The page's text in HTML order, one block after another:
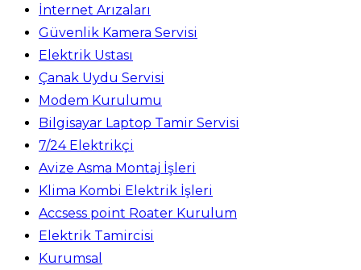
İnternet Arızaları
Güvenlik Kamera Servisi
Elektrik Ustası
Çanak Uydu Servisi
Modem Kurulumu
Bilgisayar Laptop Tamir Servisi
7/24 Elektrikçi
Avize Asma Montaj İşleri
Klima Kombi Elektrik İşleri
Accsess point Roater Kurulum
Elektrik Tamircisi
Kurumsal